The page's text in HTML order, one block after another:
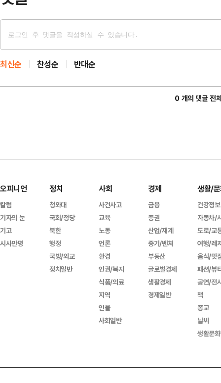
최신순 찬성순 반대순
0 개의 댓글 전
오피니언
칼럼
기자의 눈
기고
시사만평
정치
청와대
국회/정당
북한
행정
국방/외교
정치일반
사회
사건사고
교육
노동
언론
환경
인권/복지
식품/의료
지역
인물
사회일반
경제
금융
증권
산업/재계
중기/벤처
부동산
글로벌경제
생활경제
경제일반
생활/
건강정보
자동차/
도로/교
여행/레
음식/맛
패션/뷰
공연/전
책
종교
날씨
생활문